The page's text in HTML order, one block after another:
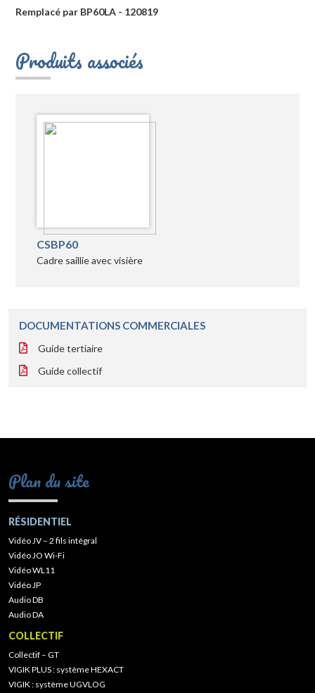
Remplacé par BP60LA - 120819
Produits associés
CSBP60
Cadre saillie avec visière
DOCUMENTATIONS COMMERCIALES
Guide tertiaire
Guide collectif
Plan du site
RÉSIDENTIEL
Vidéo JV – 2 fils intégral
Vidéo JO Wi-Fi
Vidéo WL11
Vidéo JP
Audio DB
Audio DA
COLLECTIF
Collectif – GT
VIGIK PLUS : système HEXACT
VIGIK : système UGVLOG